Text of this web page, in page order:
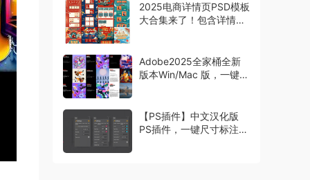
2025电商详情页PSD模板
大合集来了！包含详情页
Adobe2025全家桶全新
版本Win/Mac 版，一键安
【PS插件】中文汉化版
PS插件，一键尺寸标注工